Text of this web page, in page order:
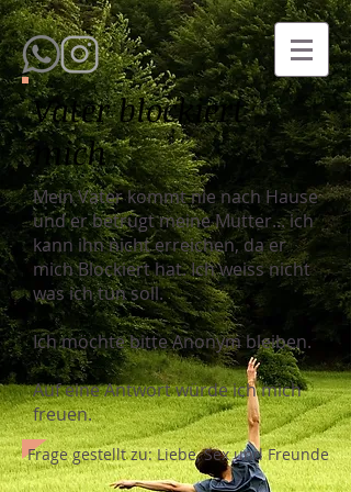
Vater blockiert
mich
Mein Vater kommt nie nach Hause
und er betrügt meine Mutter... ich
kann ihn nicht erreichen, da er
mich Blockiert hat. Ich weiss nicht
was ich tun soll.
Ich möchte bitte Anonym bleiben.
Auf eine Antwort würde ich mich
freuen.
Frage gestellt zu: Liebe, Sex und Freunde